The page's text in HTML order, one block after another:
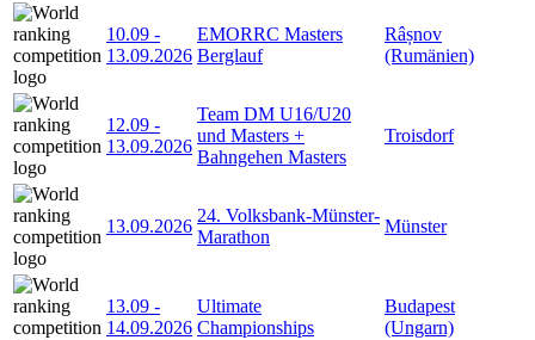
10.09 -
13.09.2026
EMORRC Masters
Berglauf
Râșnov
(Rumänien)
12.09 -
13.09.2026
Team DM U16/U20
und Masters +
Bahngehen Masters
Troisdorf
13.09.2026
24. Volksbank-Münster-
Marathon
Münster
13.09 -
14.09.2026
Ultimate
Championships
Budapest
(Ungarn)